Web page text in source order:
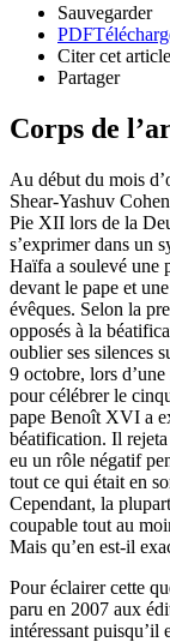
Sauvegarder
PDF
Citer cet article
Partager
Corps de
Au début du mois
Shear-Yashuv
Pie XII lors de la
s’exprimer dans un
Haïfa a soulevé une
devant le pape et
évêques. Selon la
opposés à la
oublier ses silences
9 octobre, lors
pour célébrer le
pape Benoît XVI a
béatification. Il
eu un rôle négatif
tout ce qui était en
Cependant, la
coupable tout au
Mais qu’en est-il
Pour éclairer cette
paru en 2007 aux
intéressant